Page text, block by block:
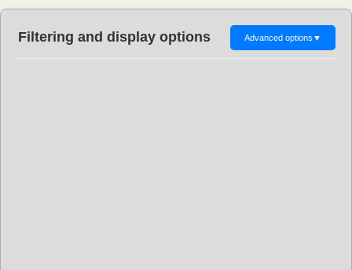
Filtering and display options Advanced options ▼